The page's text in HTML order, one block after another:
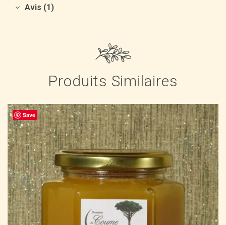
Avis (1)
Produits Similaires
Save